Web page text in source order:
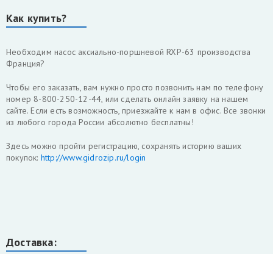
Как купить?
Необходим насос аксиально-поршневой RXP-63 производства
Франция?
Чтобы его заказать, вам нужно просто позвонить нам по телефону
номер 8-800-250-12-44, или сделать онлайн заявку на нашем
сайте. Если есть возможность, приезжайте к нам в офис. Все звонки
из любого города России абсолютно бесплатны!
Здесь можно пройти регистрацию, сохранять историю ваших
покупок: http://www.gidrozip.ru/login
Доставка: